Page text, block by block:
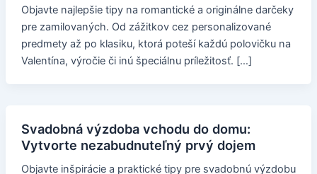
Objavte najlepšie tipy na romantické a originálne darčeky
pre zamilovaných. Od zážitkov cez personalizované
predmety až po klasiku, ktorá poteší každú polovičku na
Valentína, výročie či inú špeciálnu príležitosť. […]
Svadobná výzdoba vchodu do domu:
Vytvorte nezabudnuteľný prvý dojem
Objavte inšpirácie a praktické tipy pre svadobnú výzdobu